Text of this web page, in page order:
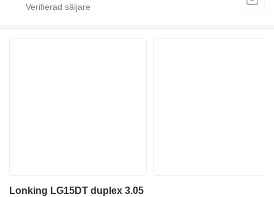
Lonking LG15DT duplex 3.05